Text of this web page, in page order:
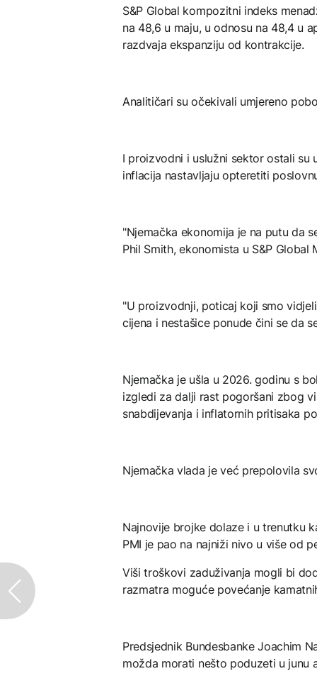
S&P Global kompozitni indeks
na 48,6 u maju, u odnosu na 48,4 u
razdvaja ekspanziju od kontrakcije.
Analitičari su očekivali umjereno
I proizvodni i uslužni sektor ostali su
inflacija nastavljaju opteretiti
"Njemačka ekonomija je na putu da
Phil Smith, ekonomista u S&P Global
"U proizvodnji, poticaj koji smo
cijena i nestašice ponude čini se da
Njemačka je ušla u 2026. godinu s
izgledi za dalji rast pogoršani zbog
snabdijevanja i inflatornih pritisaka
Njemačka vlada je već prepolovila
Najnovije brojke dolaze i u trenutku
PMI je pao na najniži nivo u više od
Viši troškovi zaduživanja mogli bi
razmatra moguće povećanje
Predsjednik Bundesbanke Joachim
možda morati nešto poduzeti u junu